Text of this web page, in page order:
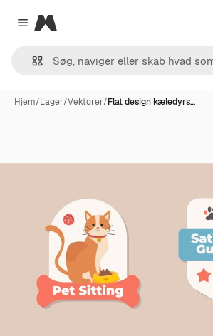
Close menu
Magnific
Hjem/Lager/Vektorer/Flat design kæledyrs…